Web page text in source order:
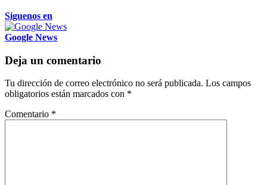
Siguenos en
Google News
Deja un comentario
Tu dirección de correo electrónico no será publicada. Los campos
obligatorios están marcados con *
Comentario *